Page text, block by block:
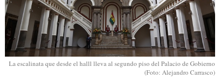
La escalinata que desde el halll lleva al segundo piso del Palacio de Gobierno
(Foto: Alejandro Carrasco)